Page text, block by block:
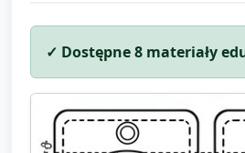
Krótka prezentacja prac:
swoją stronę i odznakę.
sformułować krótkie zdanie
narysowała słońce”).
✓ Dostępne8 materiały